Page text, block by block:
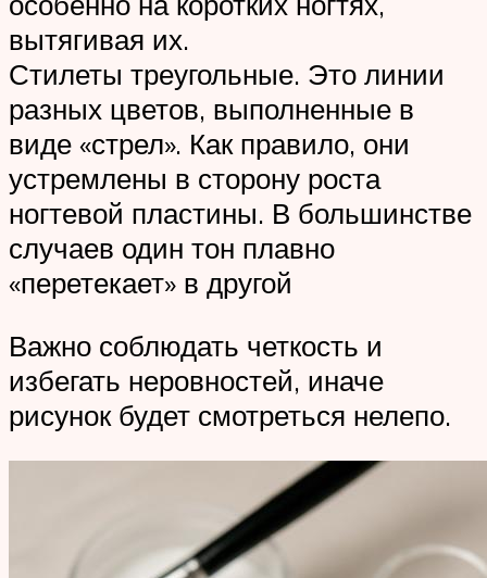
вытягивая их.
Стилеты треугольные. Это линии
разных цветов, выполненные в
виде «стрел». Как правило, они
устремлены в сторону роста
ногтевой пластины. В большинстве
случаев один тон плавно
«перетекает» в другой
Важно соблюдать четкость и
избегать неровностей, иначе
рисунок будет смотреться нелепо.